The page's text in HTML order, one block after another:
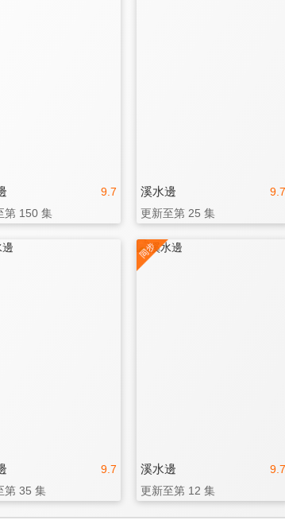
9.7
第 150 集
9.7
溪水邊
更新至第 25 集
9.7
第 35 集
9.7
溪水邊
更新至第 12 集